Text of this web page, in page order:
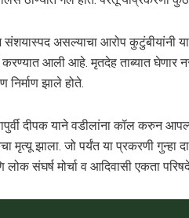
संशयास्पद असल्याचा आरोप कुटुंबीयांनी
करण्यात आली आहे. मृतदेह ताब्यात घेणार
निर्माण झाले होते.
दीपक याने वडीलांना कॉल करुन
मृत्यू झाला. जो पर्यंत या प्रकरणी गुन्हा
संघर्ष मोर्चा व आदिवासी एकता